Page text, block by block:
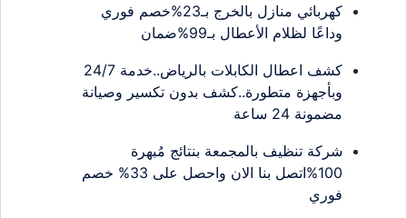
كهربائي منازل بالخرج بـ23%خصم فوري
وداعًا لظلام الأعطال بـ99%ضمان
كشف اعطال الكابلات بالرياض..خدمة 24/7
وبأجهزة متطورة..كشف بدون تكسير وصيانة
مضمونة 24 ساعة
شركة تنظيف بالمجمعة بنتائج مُبهرة
100%اتصل بنا الان واحصل على 33% خصم
فوري